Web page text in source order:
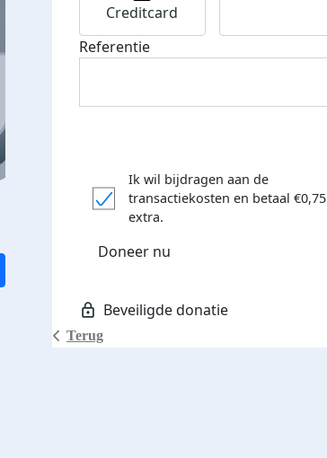
Donateurs bedankt
Terug
Creditcard
Referentie
Ik wil bijdragen aan de
transactiekosten en betaal €0,75
extra.
Doneer nu